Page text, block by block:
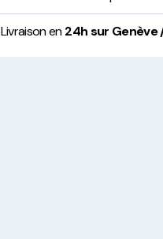
Livraison en24h sur